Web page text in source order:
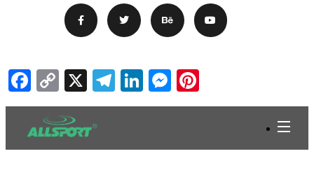
Facebook
Copy
Link
X Telegram
LinkedIn
Messenger